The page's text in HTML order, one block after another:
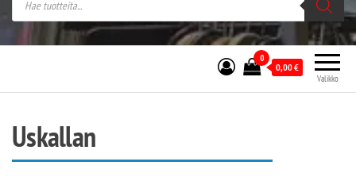
erikoistunut verkko- sekä
kivijalkakauppa Helsingissä Kallion
sydämessä.
Valikko
0
0,00€
Uskallan